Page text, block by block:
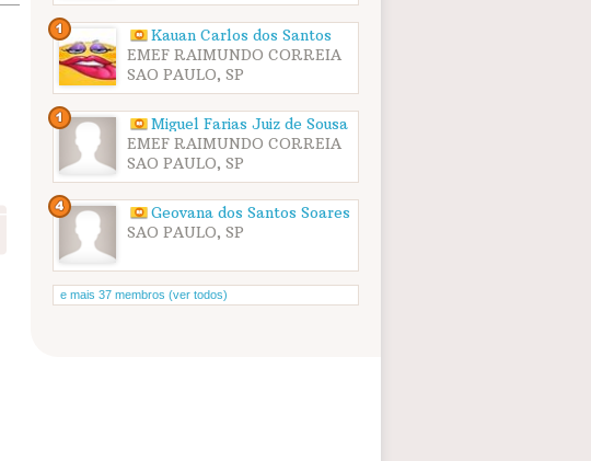
Kauan Carlos dos Santos
EMEF RAIMUNDO CORREIA
SAO PAULO, SP
Miguel Farias Juiz de Sousa
EMEF RAIMUNDO CORREIA
SAO PAULO, SP
Geovana dos Santos Soares
SAO PAULO, SP
e mais 37 membros (ver todos)